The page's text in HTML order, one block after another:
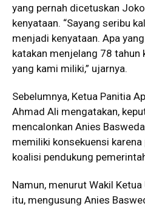
yang pernah dicetuskan
kenyataan. “Sayang seribu
menjadi kenyataan. Apa
katakan menjelang 78 tahun
yang kami miliki,” ujarnya.
Sebelumnya, Ketua Panitia
Ahmad Ali mengatakan,
mencalonkan Anies
memiliki konsekuensi
koalisi pendukung
Namun, menurut Wakil
itu, mengusung Anies